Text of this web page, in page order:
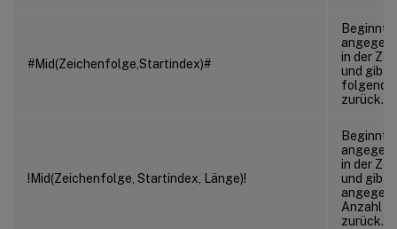
#Mid(Zeichenfolge,Startindex)#
Beginnt
in der
und gibt
zurück.
!Mid(Zeichenfolge, Startindex, Länge)!
Beginnt
in der
und gibt
Anzahl
zurück.